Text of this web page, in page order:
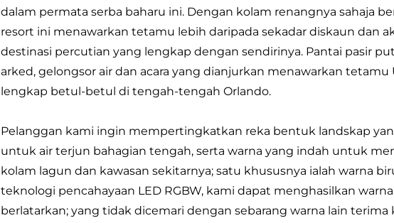
dalam permata serba baharu ini. Dengan kolam renangnya sahaja
resort ini menawarkan tetamu lebih daripada sekadar diskaun dan
destinasi percutian yang lengkap dengan sendirinya. Pantai pasir
arked, gelongsor air dan acara yang dianjurkan menawarkan
lengkap betul-betul di tengah-tengah Orlando.
Pelanggan kami ingin mempertingkatkan reka bentuk landskap
untuk air terjun bahagian tengah, serta warna yang indah untuk
kolam lagun dan kawasan sekitarnya; satu khususnya ialah warna
teknologi pencahayaan LED RGBW, kami dapat menghasilkan
berlatarkan; yang tidak dicemari dengan sebarang warna lain